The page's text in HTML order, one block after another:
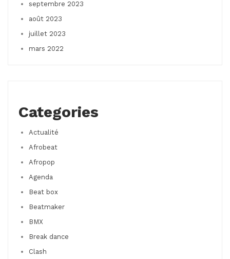
septembre 2023
août 2023
juillet 2023
mars 2022
Categories
Actualité
Afrobeat
Afropop
Agenda
Beat box
Beatmaker
BMX
Break dance
Clash